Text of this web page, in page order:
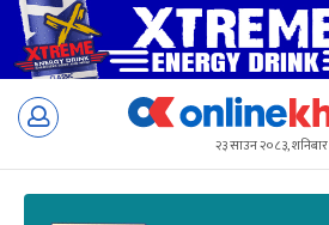
Skip
२३ साउन २०८३, शनिबार